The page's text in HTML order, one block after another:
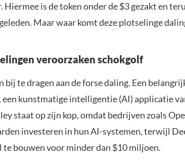
Hiermee is de token onder de $3 gezakt en
Maar waar komt deze plotselinge
veroorzaken schokgolf
te dragen aan de forse daling. Een
, een kunstmatige intelligentie (AI) applicatie
staat op zijn kop, omdat bedrijven zoals
investeren in hun AI-systemen, terwijl
te bouwen voor minder dan $10 miljoen.